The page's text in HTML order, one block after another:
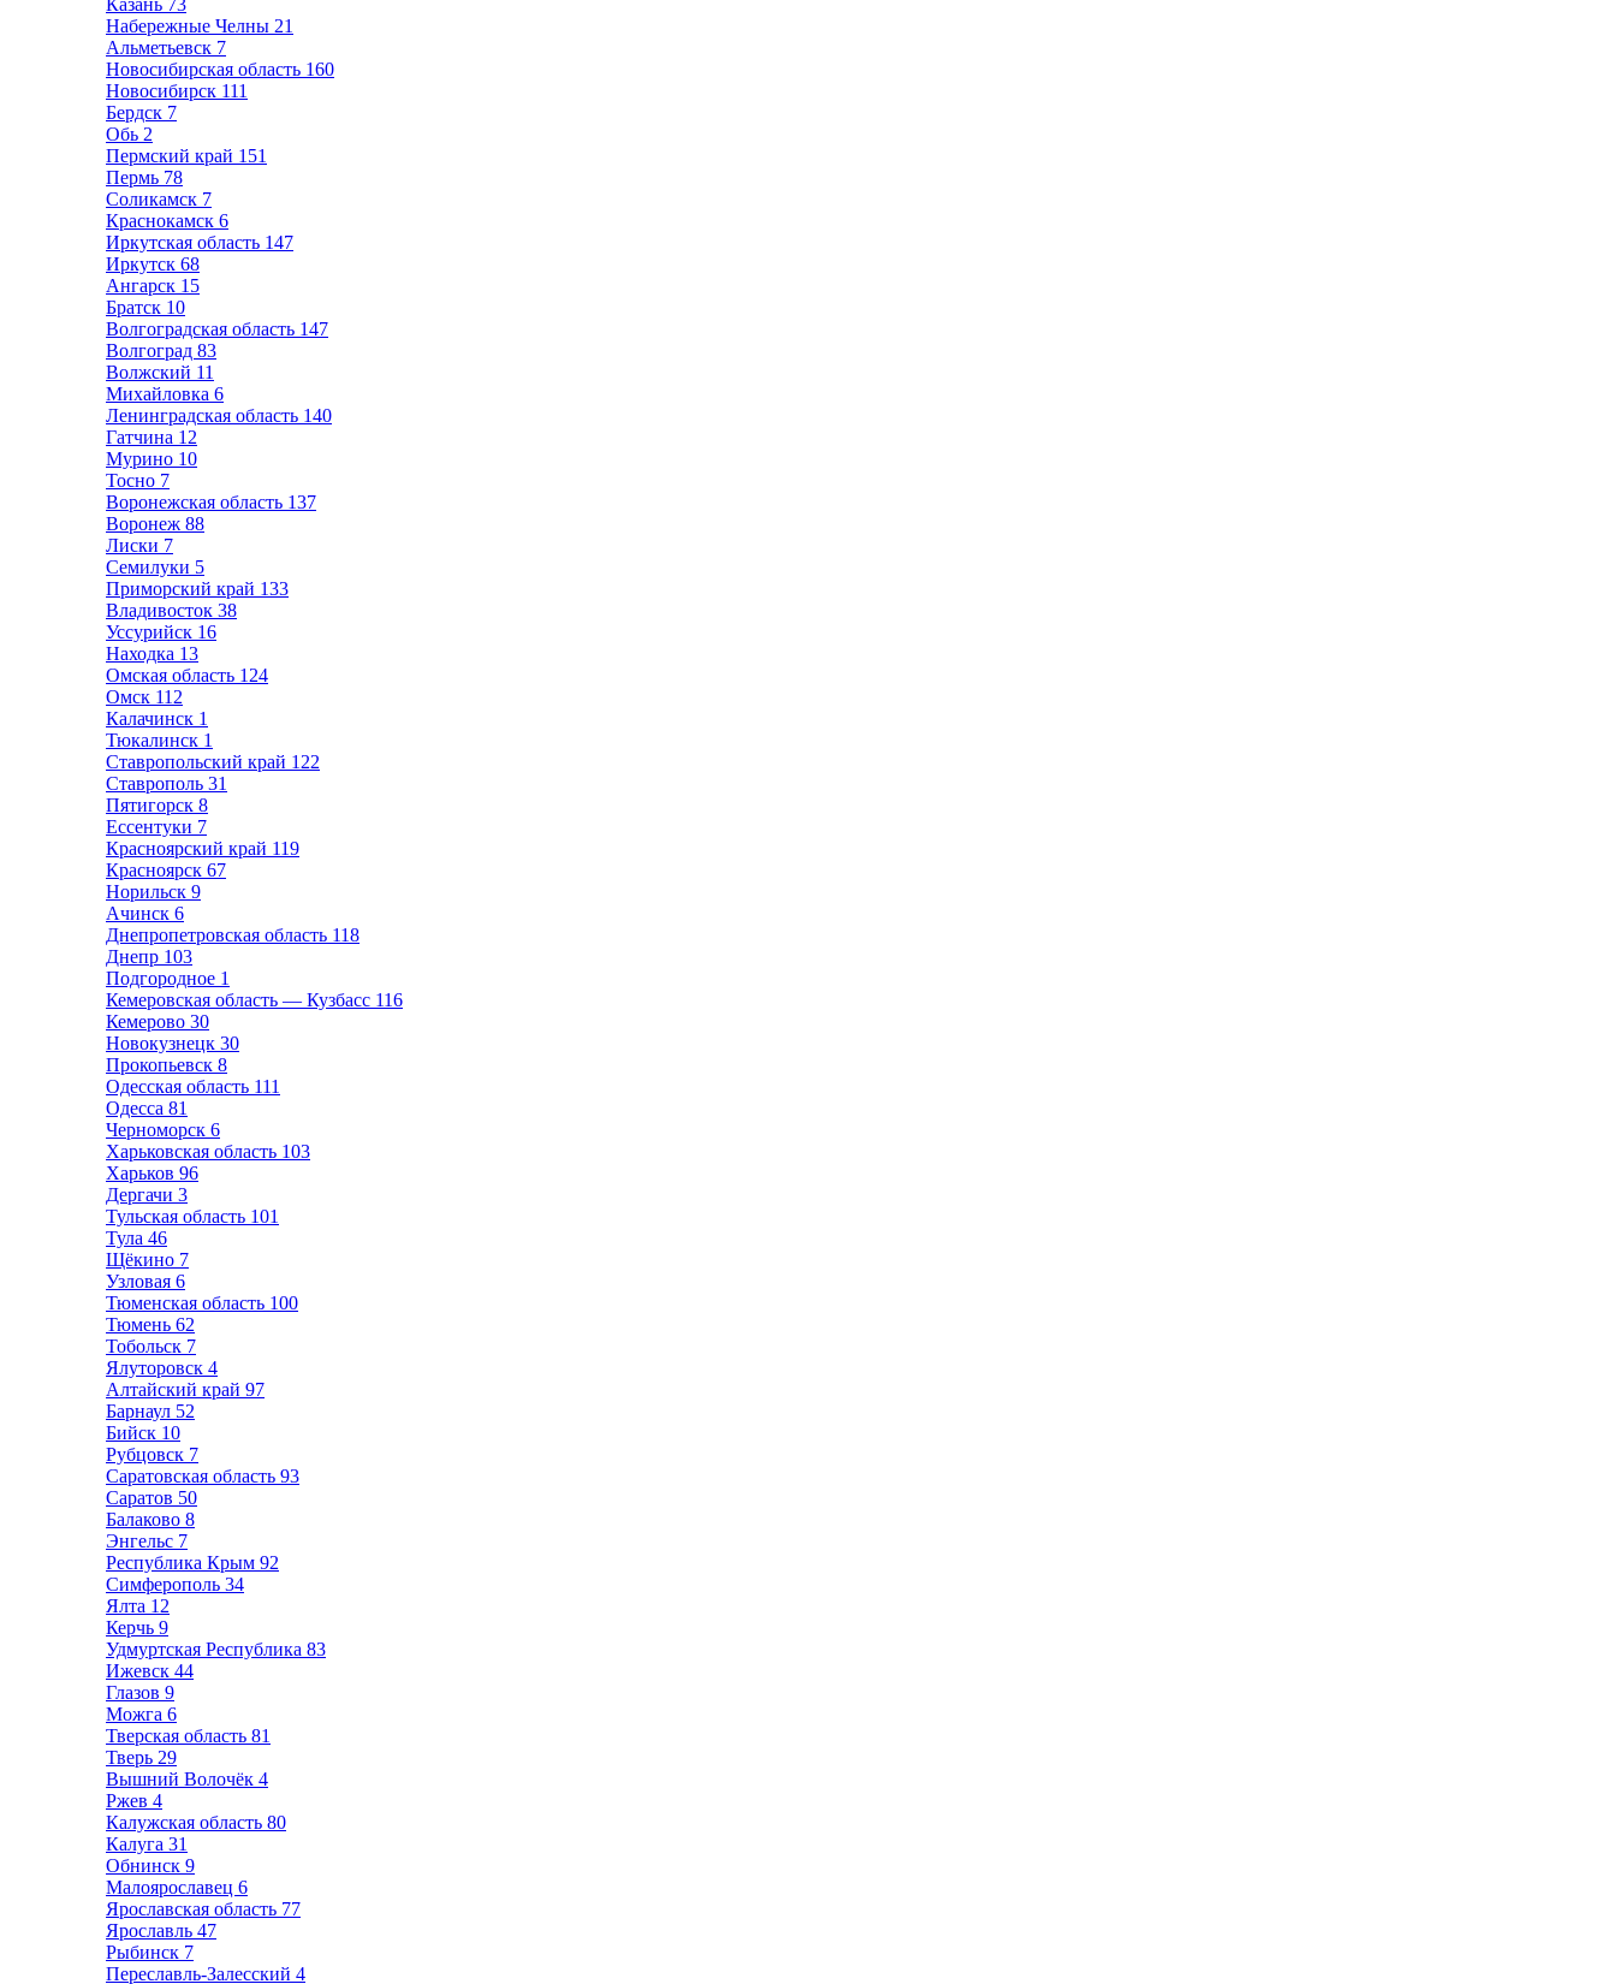
Казань 73
Набережные Челны 21
Альметьевск 7
Новосибирская область 160
Новосибирск 111
Бердск 7
Обь 2
Пермский край 151
Пермь 78
Соликамск 7
Краснокамск 6
Иркутская область 147
Иркутск 68
Ангарск 15
Братск 10
Волгоградская область 147
Волгоград 83
Волжский 11
Михайловка 6
Ленинградская область 140
Гатчина 12
Мурино 10
Тосно 7
Воронежская область 137
Воронеж 88
Лиски 7
Семилуки 5
Приморский край 133
Владивосток 38
Уссурийск 16
Находка 13
Омская область 124
Омск 112
Калачинск 1
Тюкалинск 1
Ставропольский край 122
Ставрополь 31
Пятигорск 8
Ессентуки 7
Красноярский край 119
Красноярск 67
Норильск 9
Ачинск 6
Днепропетровская область 118
Днепр 103
Подгородное 1
Кемеровская область — Кузбасс 116
Кемерово 30
Новокузнецк 30
Прокопьевск 8
Одесская область 111
Одесса 81
Черноморск 6
Харьковская область 103
Харьков 96
Дергачи 3
Тульская область 101
Тула 46
Щёкино 7
Узловая 6
Тюменская область 100
Тюмень 62
Тобольск 7
Ялуторовск 4
Алтайский край 97
Барнаул 52
Бийск 10
Рубцовск 7
Саратовская область 93
Саратов 50
Балаково 8
Энгельс 7
Республика Крым 92
Симферополь 34
Ялта 12
Керчь 9
Удмуртская Республика 83
Ижевск 44
Глазов 9
Можга 6
Тверская область 81
Тверь 29
Вышний Волочёк 4
Ржев 4
Калужская область 80
Калуга 31
Обнинск 9
Малоярославец 6
Ярославская область 77
Ярославль 47
Рыбинск 7
Переславль-Залесский 4